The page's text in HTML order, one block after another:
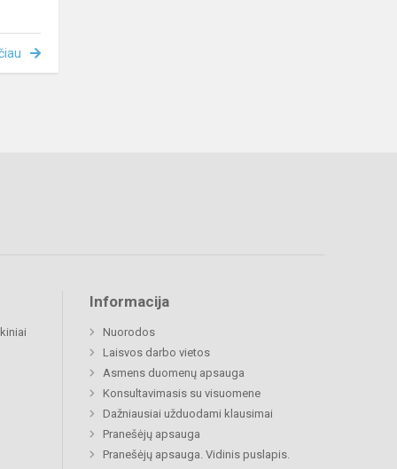
Informacija
Nuorodos
Laisvos darbo vietos
Asmens duomenų apsauga
Konsultavimasis su visuomene
Dažniausiai užduodami klausimai
Pranešėjų apsauga
Pranešėjų apsauga. Vidinis puslapis.